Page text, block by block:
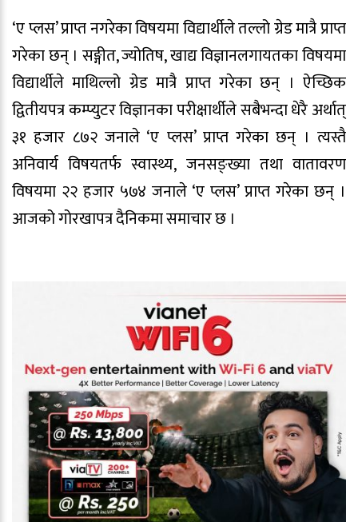
‘ए प्लस’ प्राप्त नगरेका विषयमा विद्यार्थीले तल्लो ग्रेड मात्रै प्राप्त
गरेका छन् । सङ्गीत, ज्योतिष, खाद्य विज्ञानलगायतका विषयमा
विद्यार्थीले माथिल्लो ग्रेड मात्रै प्राप्त गरेका छन् । ऐच्छिक
द्वितीयपत्र कम्प्युटर विज्ञानका परीक्षार्थीले सबैभन्दा धेरै अर्थात्
३१ हजार ८७२ जनाले ‘ए प्लस’ प्राप्त गरेका छन् । त्यस्तै
अनिवार्य विषयतर्फ स्वास्थ्य, जनसङ्ख्या तथा वातावरण
विषयमा २२ हजार ५७४ जनाले ‘ए प्लस’ प्राप्त गरेका छन् ।
आजको गोरखापत्र दैनिकमा समाचार छ ।